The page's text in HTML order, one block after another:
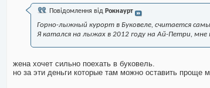
Повідомлення від Рокнаурт
Горно-лыжный курорт в Буковеле, считается
Я катался на лыжах в 2012 году на Ай-Петри, мне
жена хочет сильно поехать в буковель.
но за эти деньги которые там можно оставить проще